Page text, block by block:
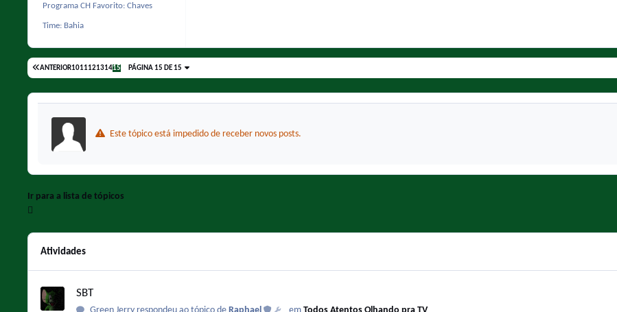
Programa CH Favorito: Chaves
Time: Bahia
ANTERIOR101112131415 PÁGINA 15 DE 15
Este tópico está impedido de receber novos posts.
Ir para a lista de tópicos
Atividades
SBT